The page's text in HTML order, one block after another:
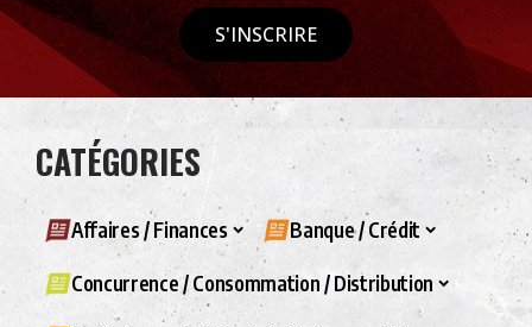
S'INSCRIRE
CATÉGORIES
Affaires / Finances Banque / Crédit
Concurrence / Consommation / Distribution